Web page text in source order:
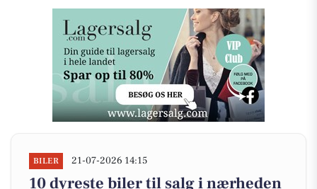
BILER 21-07-2026 14:15
10 dyreste biler til salg i nærheden